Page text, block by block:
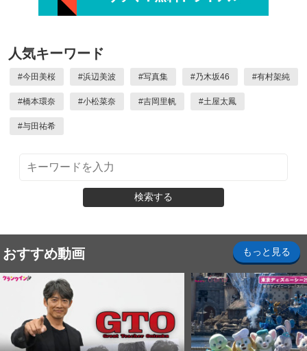
人気キーワード
#今田美桜 #浜辺美波 #写真集 #乃木坂46 #有村架純
#橋本環奈 #小松菜奈 #吉岡里帆 #土屋太鳳
#与田祐希
検索する
おすすめ動画 もっと見る